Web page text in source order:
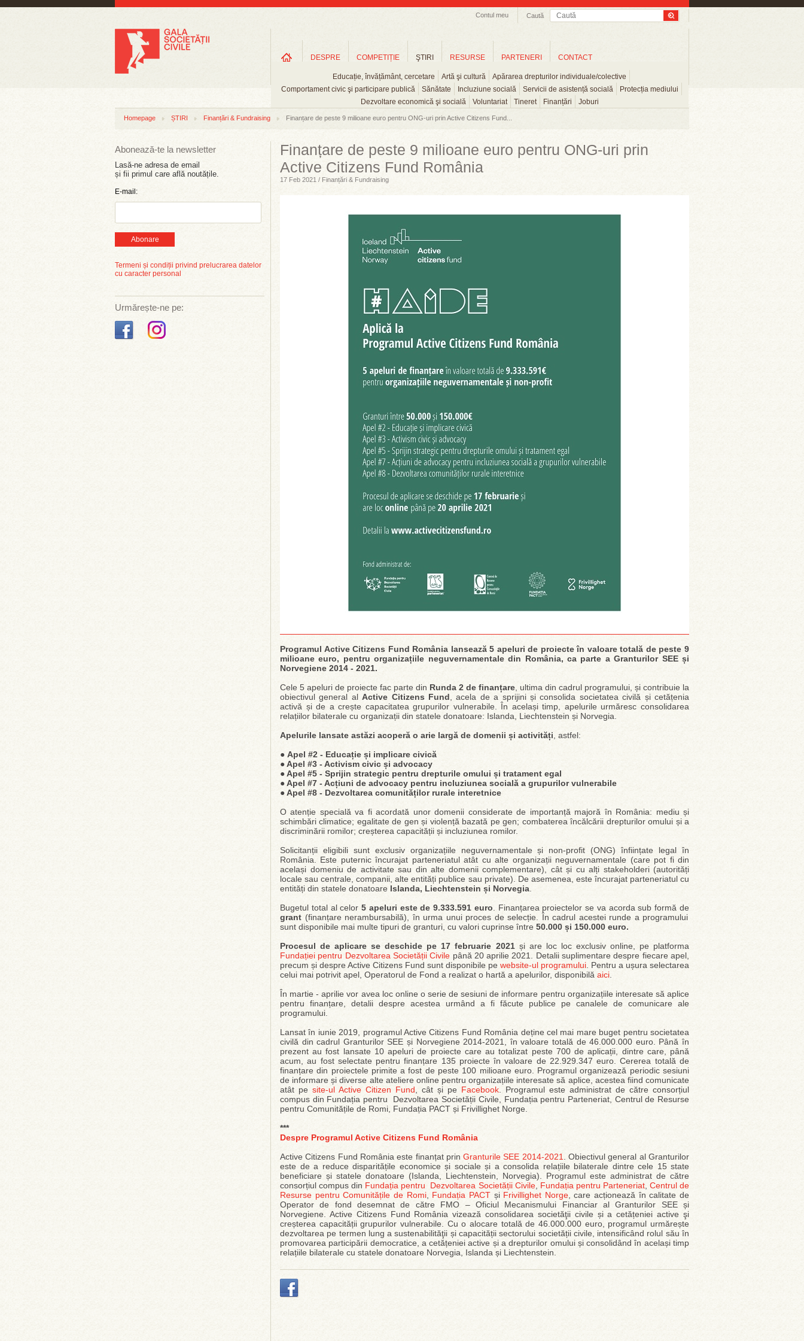
Caută
Contul meu
DESPRE COMPETIȚIE ŞTIRI
Educație, învățământ, cercetare Artă şi cultură
Apărarea drepturilor individuale/colective
Comportament civic şi participare publică
Sănătate Incluziune socială Servicii de asistență socială
Protecția mediului
Dezvoltare economică şi socială
Voluntariat Tineret Finanțări Joburi
RESURSE PARTENERI CONTACT
Homepage ȘTIRI Finanțări & Fundraising Finanțare de peste 9 milioane euro pentru ONG-uri prin Active Citizens Fund...
Abonează-te la newsletter
Lasă-ne adresa de email
și fii primul care află noutățile.
E-mail:
Abonare
Termeni și condiții privind prelucrarea datelor
cu caracter personal
Urmărește-ne pe:
Finanțare de peste 9 milioane euro pentru ONG-uri prin
Active Citizens Fund România
17 Feb 2021 / Finanțări & Fundraising
Programul Active Citizens Fund România lansează 5 apeluri de proiecte în valoare totală de peste 9
milioane euro, pentru organizațiile neguvernamentale din România, ca parte a Granturilor SEE și
Norvegiene 2014 - 2021.
Cele 5 apeluri de proiecte fac parte din Runda 2 de finanțare , ultima din cadrul programului, și contribuie la
obiectivul general alActive Citizens Fund , acela de a sprijini și consolida societatea civilă și cetățenia
activă și de a crește capacitatea grupurilor vulnerabile. În același timp, apelurile urmăresc consolidarea
relațiilor bilaterale cu organizații din statele donatoare: Islanda, Liechtenstein și Norvegia.
Apelurile lansate astăzi acoperă o arie largă de domenii și activități , astfel:
● Apel #2 - Educație și implicare civică
● Apel #3 - Activism civic și advocacy
● Apel #5 - Sprijin strategic pentru drepturile omului și tratament egal
● Apel #7 - Acțiuni de advocacy pentru incluziunea socială a grupurilor vulnerabile
● Apel #8 - Dezvoltarea comunităților rurale interetnice
O atenție specială va fi acordată unor domenii considerate de importanță majoră în România: mediu și
schimbări climatice; egalitate de gen și violență bazată pe gen; combaterea încălcării drepturilor omului și a
discriminării romilor; creșterea capacității și incluziunea romilor.
Solicitanții eligibili sunt exclusiv organizațiile neguvernamentale și non-profit (ONG) înființate legal în
România. Este puternic încurajat parteneriatul atât cu alte organizații neguvernamentale (care pot fi din
același domeniu de activitate sau din alte domenii complementare), cât și cu alți stakeholderi (autorități
locale sau centrale, companii, alte entități publice sau private). De asemenea, este încurajat parteneriatul cu
entități din statele donatoare Islanda, Liechtenstein și Norvegia
Bugetul total al celor5 apeluri este de 9.333.591 euro . Finanțarea proiectelor se va acorda sub formă de
grant (finanțare nerambursabilă), în urma unui proces de selecție. În cadrul acestei runde a programului
sunt disponibile mai multe tipuri de granturi, cu valori cuprinse între 50.000 și 150.000 euro.
Procesul de aplicare se deschide pe 17 februarie 2021și are loc loc exclusiv online, pe platforma
Fundației pentru Dezvoltarea Societății Civile până 20 aprilie 2021. Detalii suplimentare despre fiecare apel,
precum și despre Active Citizens Fund sunt disponibile pe website-ul programului . Pentru a ușura selectarea
celui mai potrivit apel, Operatorul de Fond a realizat o hartă a apelurilor, disponibilă aici
În martie - aprilie vor avea loc online o serie de sesiuni de informare pentru organizațiile interesate să aplice
pentru finanțare, detalii despre acestea urmând a fi făcute publice pe canalele de comunicare ale
programului.
Lansat în iunie 2019, programul Active Citizens Fund România deține cel mai mare buget pentru societatea
civilă din cadrul Granturilor SEE și Norvegiene 2014-2021, în valoare totală de 46.000.000 euro. Până în
prezent au fost lansate 10 apeluri de proiecte care au totalizat peste 700 de aplicații, dintre care, până
acum, au fost selectate pentru finanțare 135 proiecte în valoare de 22.929.347 euro. Cererea totală de
finanțare din proiectele primite a fost de peste 100 milioane euro. Programul organizează periodic sesiuni
de informare și diverse alte ateliere online pentru organizațiile interesate să aplice, acestea fiind comunicate
atât pe site-ul Active Citizen Fund , cât și pe Facebook . Programul este administrat de către consorțiul
compus din Fundația pentru Dezvoltarea Societății Civile, Fundația pentru Parteneriat, Centrul de Resurse
pentru Comunitățile de Romi, Fundația PACT și Frivillighet Norge.
***
Despre Programul Active Citizens Fund România
Active Citizens Fund România este finanțat prinGranturile SEE 2014-2021
. Obiectivul general al Granturilor
este de a reduce disparitățile economice și sociale și a consolida relațiile bilaterale dintre cele 15 state
beneficiare și statele donatoare (Islanda, Liechtenstein, Norvegia). Programul este administrat de către
consorțiul compus din Fundația pentru Dezvoltarea Societății Civile, Fundația pentru Parteneriat, Centrul de
Resurse pentru Comunitățile de Romi, Fundația PACTși Frivillighet Norge, care acționează în calitate de
Operator de fond desemnat de către FMO – Oficiul Mecanismului Financiar al Granturilor SEE și
Norvegiene. Active Citizens Fund România vizează consolidarea societăţii civile și a cetățeniei active şi
creșterea capacității grupurilor vulnerabile. Cu o alocare totală de 46.000.000 euro, programul urmărește
dezvoltarea pe termen lung a sustenabilităţii și capacității sectorului societății civile, intensificând rolul său în
promovarea participării democratice, a cetățeniei active și a drepturilor omului și consolidând în același timp
relațiile bilaterale cu statele donatoare Norvegia, Islanda și Liechtenstein.